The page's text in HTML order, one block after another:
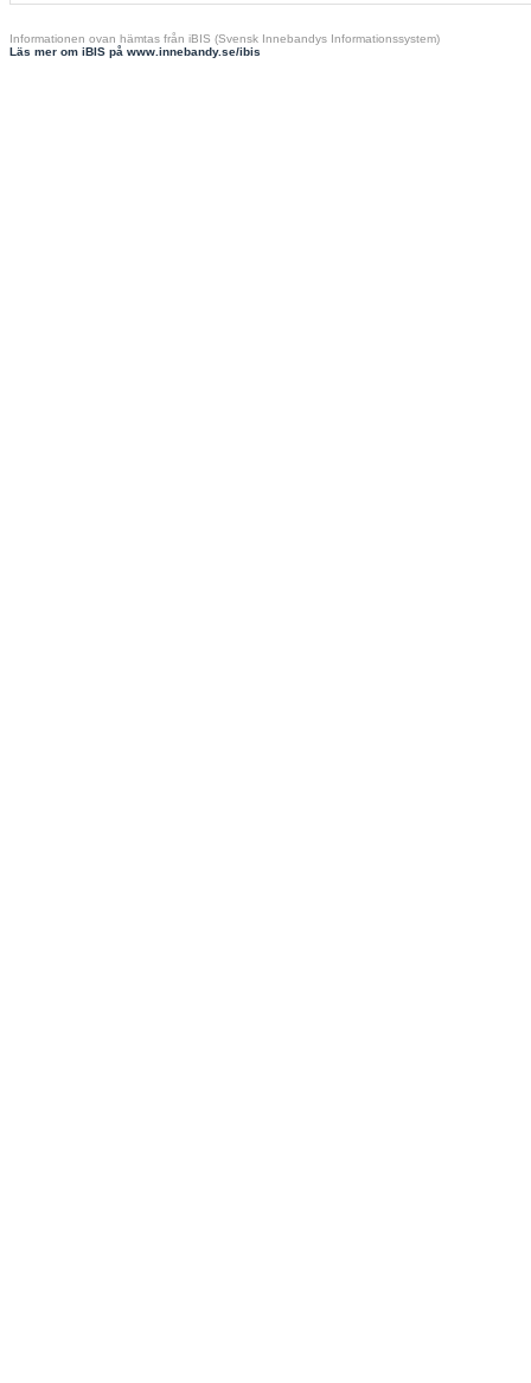
Informationen ovan hämtas från iBIS (Svensk Innebandys Informationssystem)
Läs mer om iBIS på www.innebandy.se/ibis